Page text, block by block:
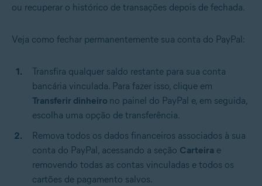
ou recuperar o histórico de transações depois de fechada.
Veja como fechar permanentemente sua conta do PayPal:
Transfira qualquer saldo restante para sua conta
bancária vinculada. Para fazer isso, clique em
Transferir dinheiro no painel do PayPal e, em seguida,
escolha uma opção de transferência.
Remova todos os dados financeiros associados à sua
conta do PayPal, acessando a seção Carteira e
removendo todas as contas vinculadas e todos os
cartões de pagamento salvos.